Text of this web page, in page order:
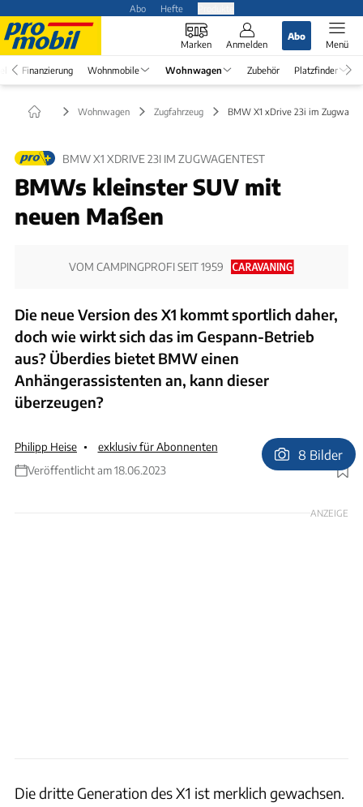
Abo Hefte
Marken Anmelden
Abo
Menü
Finanzierung Wohnmobile Wohnwagen Zubehör Platzfinder
Wohnwagen Zugfahrzeug BMW X1 xDrive 23i im
BMW X1 XDRIVE 23I IM ZUGWAGENTEST
BMWs kleinster SUV mit
neuen Maßen
VOM CAMPINGPROFI SEIT 1959
Die neue Version des X1 kommt sportlich daher,
doch wie wirkt sich das im Gespann-Betrieb
aus? Überdies bietet BMW einen
Anhängerassistenten an, kann dieser
überzeugen?
Philipp Heise
exklusiv für Abonnenten
Veröffentlicht am 18.06.2023
Foto: Karl-Heinz Augustin
8 Bilder
ANZEIGE
Die dritte Generation des X1 ist merklich gewachsen.